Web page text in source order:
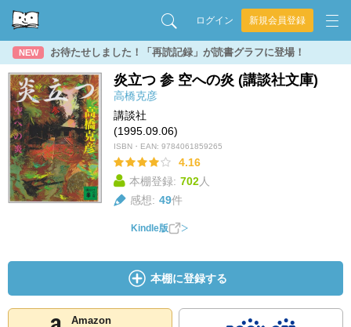
ログイン 新規会員登録
NEW お待たせしました！「再読記録」が読書グラフに登場！
炎立つ 参 空への炎 (講談社文庫)
高橋克彦
講談社
(1995.09.06)
ISBN・EAN: 9784061859265
4.16
本棚登録: 702人
感想: 49件
Kindle版
本棚に登録する
Amazon